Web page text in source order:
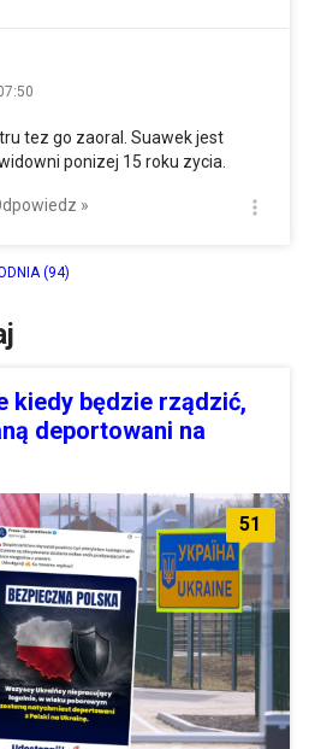
tez go zaoral. Suawek jest
ponizej 15 roku zycia.
»
(94)
kiedy będzie rządzić,
deportowani na
51